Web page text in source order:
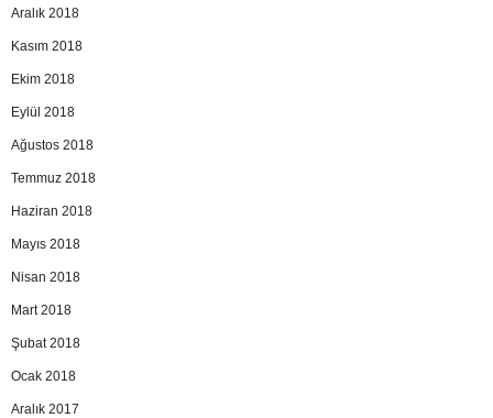
Aralık 2018
Kasım 2018
Ekim 2018
Eylül 2018
Ağustos 2018
Temmuz 2018
Haziran 2018
Mayıs 2018
Nisan 2018
Mart 2018
Şubat 2018
Ocak 2018
Aralık 2017